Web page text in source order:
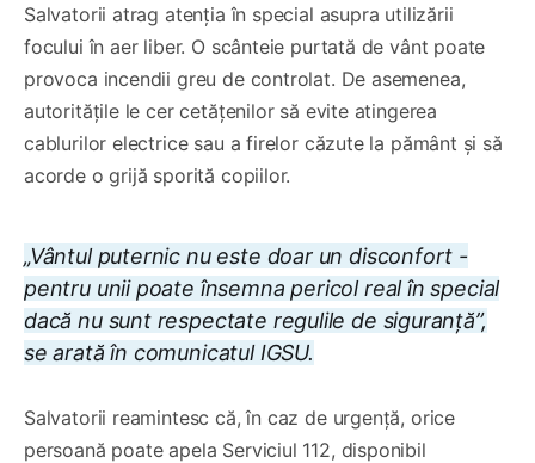
Salvatorii atrag atenția în special asupra utilizării
focului în aer liber. O scânteie purtată de vânt poate
provoca incendii greu de controlat. De asemenea,
autoritățile le cer cetățenilor să evite atingerea
cablurilor electrice sau a firelor căzute la pământ și să
acorde o grijă sporită copiilor.
„Vântul puternic nu este doar un disconfort -
pentru unii poate însemna pericol real în special
dacă nu sunt respectate regulile de siguranță”,
se arată în comunicatul IGSU.
Salvatorii reamintesc că, în caz de urgență, orice
persoană poate apela Serviciul 112, disponibil